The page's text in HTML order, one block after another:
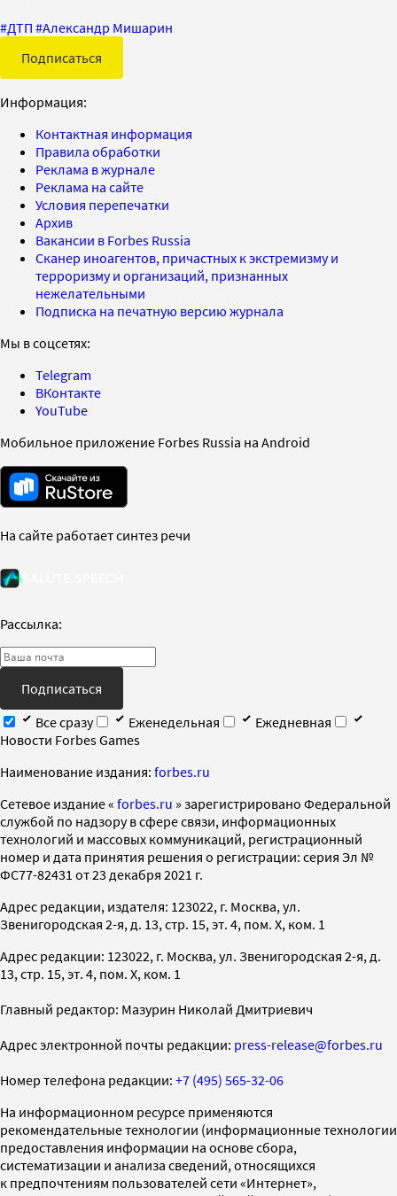
#ДТП #Александр Мишарин
Подписаться
Информация:
Контактная информация
Правила обработки
Реклама в журнале
Реклама на сайте
Условия перепечатки
Архив
Вакансии в Forbes Russia
Сканер иноагентов, причастных к экстремизму и
терроризму и организаций, признанных
нежелательными
Подписка на печатную версию журнала
Мы в соцсетях:
Telegram
ВКонтакте
YouTube
Мобильное приложение Forbes Russia на Android
На сайте работает синтез речи
Рассылка:
Подписаться
Все сразу
Еженедельная
Ежедневная
Новости Forbes Games
Наименование издания: forbes.ru
Cетевое издание « forbes.ru » зарегистрировано Федеральной
службой по надзору в сфере связи, информационных
технологий и массовых коммуникаций, регистрационный
номер и дата принятия решения о регистрации: серия Эл №
ФС77-82431 от 23 декабря 2021 г.
Адрес редакции, издателя: 123022, г. Москва, ул.
Звенигородская 2-я, д. 13, стр. 15, эт. 4, пом. X, ком. 1
Адрес редакции: 123022, г. Москва, ул. Звенигородская 2-я, д.
13, стр. 15, эт. 4, пом. X, ком. 1
Главный редактор: Мазурин Николай Дмитриевич
Адрес электронной почты редакции: press-release@forbes.ru
Номер телефона редакции: +7 (495) 565-32-06
На информационном ресурсе применяются
рекомендательные технологии (информационные технологии
предоставления информации на основе сбора,
систематизации и анализа сведений, относящихся
к предпочтениям пользователей сети «Интернет»,